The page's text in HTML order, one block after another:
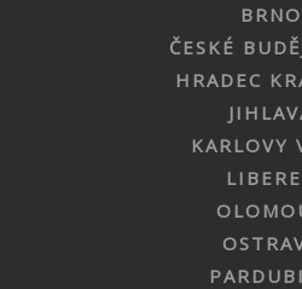
BRNO
ČESKÉ
HRADEC
KARLOVY